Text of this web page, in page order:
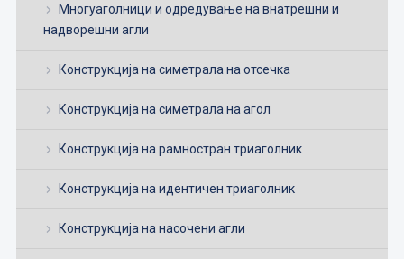
Многуаголници и одредување на внатрешни и
надворешни агли
Конструкција на симетрала на отсечка
Конструкција на симетрала на агол
Конструкција на рамностран триаголник
Конструкција на идентичен триаголник
Конструкција на насочени агли